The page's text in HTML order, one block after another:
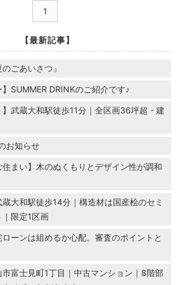
1
【最新記事】
ごあいさつ』
】SUMMER DRINKのご紹介です♪
】武蔵大和駅徒歩11分｜全区画36坪超・建
お知らせ
住まい】木のぬくもりとデザイン性が調和
蔵大和駅徒歩14分｜構造材は国産桧のセミ
限定1区画
ーンは組めるか心配。審査のポイントと
市富士見町1丁目｜中古マンション｜8階部